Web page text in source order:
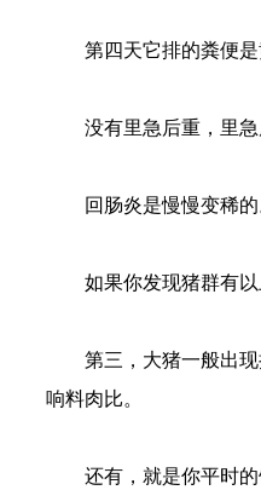
第四天它排的粪便是
没有里急后重，里急
回肠炎是慢慢变稀的
如果你发现猪群有以
第三，大猪一般出现
响料肉比。
还有，就是你平时的饲